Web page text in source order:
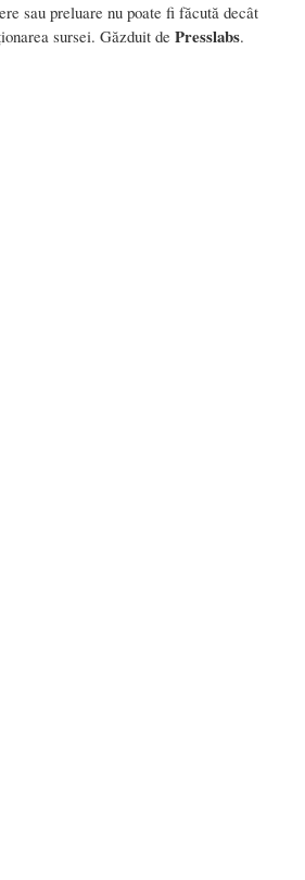
sau preluare nu poate fi făcută decât
sursei. Găzduit de Presslabs.